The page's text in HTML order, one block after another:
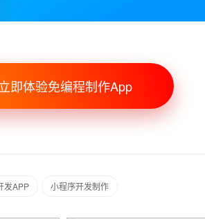
即体验免编程制作App
发APP 小程序开发制作